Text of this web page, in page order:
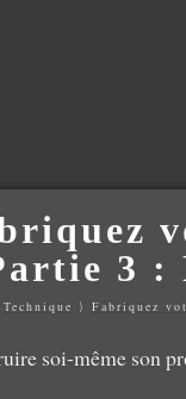
3 :
Technique ⟩Fabriquez
soi-même son